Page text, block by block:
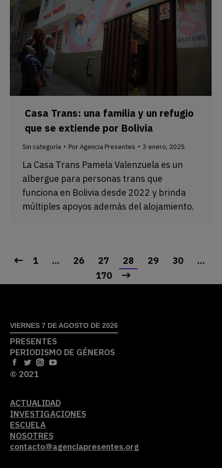
Casa Trans: una familia y un refugio
que se extiende por Bolivia
Sin categoría PorAgencia Presentes 3 enero, 2025
La Casa Trans Pamela Valenzuela es un
albergue para personas trans que
funciona en Bolivia desde 2022 y brinda
múltiples apoyos además del alojamiento.
1 … 26 27 28 29 30
…
170
VIERNES 7 DE AGOSTO DE 2026
PRESENTES
PERIODISMO DE GÉNEROS
© 2021
ACTUALIDAD
INVESTIGACIONES
ESCUELA
NOSOTRES
contacto@agenciapresentes.org